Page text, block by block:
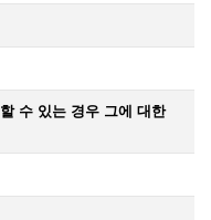
수 있는 경우 그에 대한